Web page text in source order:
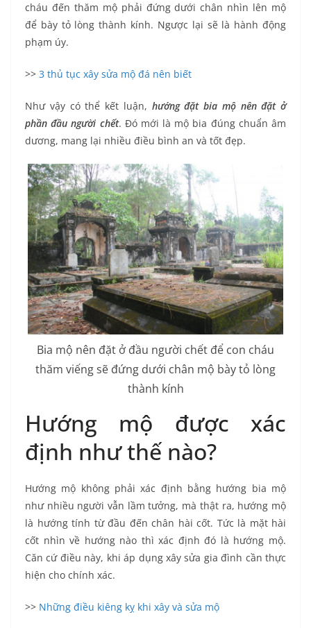
cháu đến thăm mộ phải đứng dưới chân nhìn lên mộ
để bày tỏ lòng thành kính. Ngược lại sẽ là hành động
phạm úy.
>> 3 thủ tục xây sửa mộ đá nên biết
Như vậy có thể kết luận, hướng đặt bia mộ nên đặt ở
phần đầu người chết. Đó mới là mộ bia đúng chuẩn âm
dương, mang lại nhiều điều bình an và tốt đẹp.
Bia mộ nên đặt ở đầu người chết để con cháu
thăm viếng sẽ đứng dưới chân mộ bày tỏ lòng
thành kính
Hướng mộ được xác
định như thế nào?
Hướng mộ không phải xác định bằng hướng bia mộ
như nhiều người vẫn lầm tưởng, mà thật ra, hướng mộ
là hướng tính từ đầu đến chân hài cốt. Tức là mặt hài
cốt nhìn về hướng nào thì xác định đó là hướng mộ.
Căn cứ điều này, khi áp dụng xây sửa gia đình cần thực
hiện cho chính xác.
>> Những điều kiêng kỵ khi xây và sửa mộ